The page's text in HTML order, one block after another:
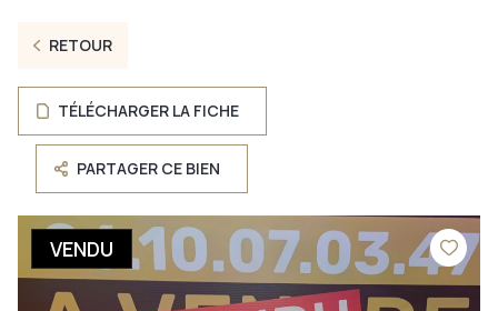
RETOUR
TÉLÉCHARGER LA FICHE
PARTAGER CE BIEN
VENDU